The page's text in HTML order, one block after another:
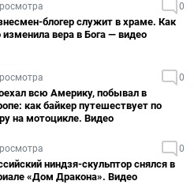
0
блогер служит в храме. Как
изменила вера в Бога — видео
0
всю Америку, побывал в
как байкер путешествует по
на мотоцикле. Видео
0
ниндзя-скульптор снялся в
«Дом Дракона». Видео